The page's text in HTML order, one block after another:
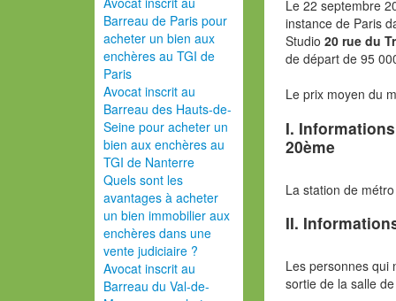
Barreau de Paris pour
acheter un bien aux
enchères au TGI de
Paris
Avocat inscrit au
Barreau des Hauts-de-
Seine pour acheter un
bien aux enchères au
TGI de Nanterre
Quels sont les
avantages à acheter
un bien immobilier aux
enchères dans une
vente judiciaire ?
Avocat inscrit au
Barreau du Val-de-
Le 22 septembre
instance de Paris
Studio20 rue du
de départ de 95
Le prix moyen du
I.
20ème
La station de
II.
Les personnes qui
sortie de la salle